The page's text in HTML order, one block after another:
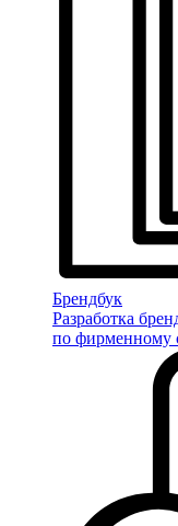
Брендбук
Разработка
по фирменному